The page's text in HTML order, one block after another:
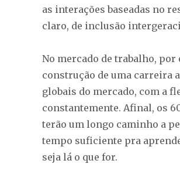
as interações baseadas no
claro, de inclusão
No mercado de trabalho,
construção de uma carreira
globais do mercado, com a
constantemente. Afinal, os
terão um longo caminho a
tempo suficiente pra
seja lá o que for.